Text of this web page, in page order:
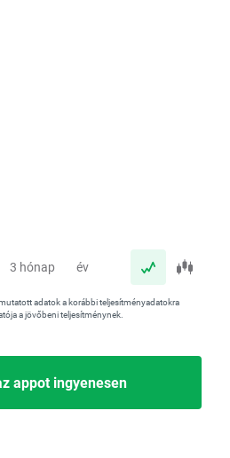
3 hónap év
adatok a korábbi teljesítményadatokra
a jövőbeni teljesítménynek.
appot ingyenesen